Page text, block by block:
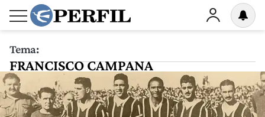
Tema:
FRANCISCO CAMPANA